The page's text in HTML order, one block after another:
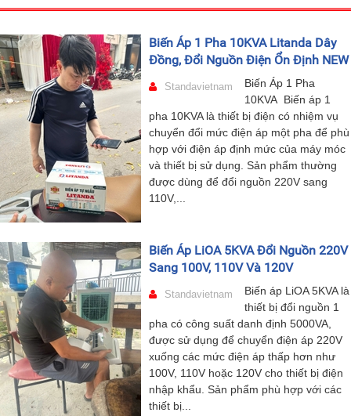
Biến Áp 1 Pha 10KVA Litanda Dây
Đồng, Đổi Nguồn Điện Ổn Định NEW
Standavietnam
Biến Áp 1 Pha
10KVA Biến áp 1
pha 10KVA là thiết bị điện có nhiệm vụ
chuyển đổi mức điện áp một pha để phù
hợp với điện áp định mức của máy móc
và thiết bị sử dụng. Sản phẩm thường
được dùng để đổi nguồn 220V sang
110V,...
Biến Áp LiOA 5KVA Đổi Nguồn 220V
Sang 100V, 110V Và 120V
Standavietnam
Biến áp LiOA 5KVA là
thiết bị đổi nguồn 1
pha có công suất danh định 5000VA,
được sử dụng để chuyển điện áp 220V
xuống các mức điện áp thấp hơn như
100V, 110V hoặc 120V cho thiết bị điện
nhập khẩu. Sản phẩm phù hợp với các
thiết bị...